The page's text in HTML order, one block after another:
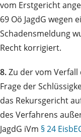
vom Erstgericht
69 Oö JagdG wegen
Schadensmeldung
Recht korrigiert.
8.Zu der vom
Frage der
das Rekursgericht
des Verfahrens
JagdG iVm § 24